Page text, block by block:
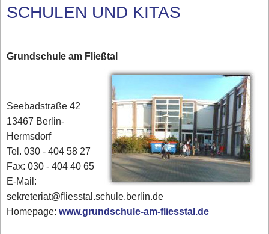
SCHULEN UND KITAS
Grundschule am Fließtal
Seebadstraße 42
13467 Berlin-
Hermsdorf
Tel. 030 - 404 58 27
Fax: 030 - 404 40 65
E-Mail:
sekreteriat@fliesstal.schule.berlin.de
Homepage:www.grundschule-am-fliesstal.de